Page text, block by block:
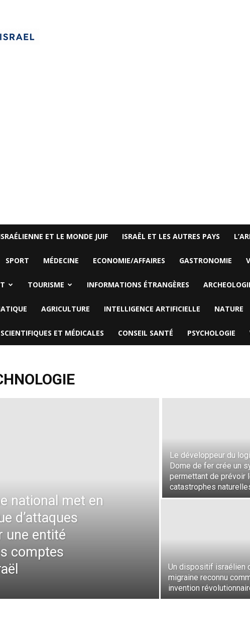
ET LE MONDE JUIF ISRAËL ET LES AUTRES PAYS
SPORT MÉDECINE ECONOMIE/AFFAIRES GASTRONOMIE
TOURISME INFORMATIONS ÉTRANGÈRES
AGRICULTURE INTELLIGENCE ARTIFICIELLE NATURE
ET MÉDICALES CONSEIL SANTÉ PSYCHOLOGIE
national met en
d’attaques
une entité
comptes
t
a
p
e
s
Le développeur du
Dome de fer crée un
permettant de prévoir
catastrophes
Un dispositif israélien
migraine reconnu
invention